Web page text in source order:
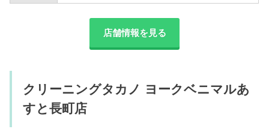
店舗情報を見る
クリーニングタカノ ヨークベニマルあ
すと長町店